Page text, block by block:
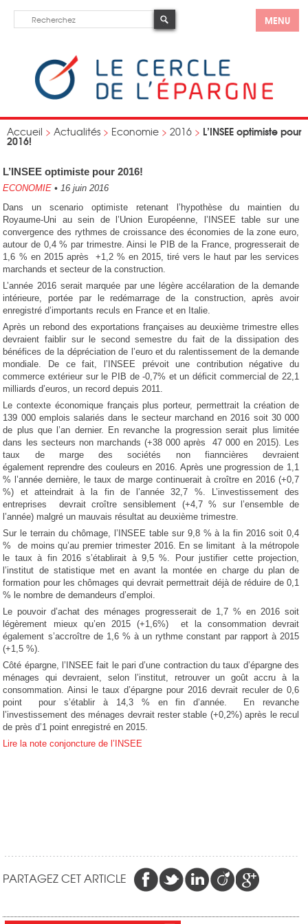
MENU
Accueil > Actualités > Economie > 2016 > L’INSEE optimiste pour
2016!
L’INSEE optimiste pour 2016!
ECONOMIE • 16 juin 2016
Dans un scenario optimiste retenant l’hypothèse du maintien du
Royaume-Uni au sein de l’Union Européenne, l’INSEE table sur une
convergence des rythmes de croissance des économies de la zone euro,
autour de 0,4 % par trimestre. Ainsi le PIB de la France, progresserait de
1,6 % en 2015 après +1,2 % en 2015, tiré vers le haut par les services
marchands et secteur de la construction.
L’année 2016 serait marquée par une légère accélaration de la demande
intérieure, portée par le redémarrage de la construction, après avoir
enregistré d’importants reculs en France et en Italie.
Après un rebond des exportations françaises au deuxième trimestre elles
devraient faiblir sur le second semestre du fait de la dissipation des
bénéfices de la dépréciation de l’euro et du ralentissement de la demande
mondiale. De ce fait, l’INSEE prévoit une contribution négative du
commerce extérieur sur le PIB de -0,7% et un déficit commercial de 22,1
milliards d’euros, un record depuis 2011.
Le contexte économique français plus porteur, permettrait la création de
139 000 emplois salariés dans le secteur marchand en 2016 soit 30 000
de plus que l’an dernier. En revanche la progression serait plus limitée
dans les secteurs non marchands (+38 000 après 47 000 en 2015). Les
taux de marge des sociétés non fianncières devraient
également reprendre des couleurs en 2016. Après une progression de 1,1
% l’année dernière, le taux de marge continuerait à croître en 2016 (+0,7
%) et atteindrait à la fin de l’année 32,7 %. L’investissement des
entreprises devrait croître sensiblement (+4,7 % sur l’ensemble de
l’année) malgré un mauvais résultat au deuxième trimestre.
Sur le terrain du chômage, l’INSEE table sur 9,8 % à la fin 2016 soit 0,4
% de moins qu’au premier trimester 2016. En se limitant à la métropole
le taux à fin 2016 s’établirait à 9,5 %. Pour justifier cette projection,
l’institut de statistique met en avant la montée en charge du plan de
formation pour les chômages qui devrait permettrait déjà de réduire de 0,1
% le nombre de demandeurs d’emploi.
Le pouvoir d’achat des ménages progresserait de 1,7 % en 2016 soit
légèrement mieux qu’en 2015 (+1,6%) et la consommation devrait
également s’accroître de 1,6 % à un rythme constant par rapport à 2015
(+1,5 %).
Côté épargne, l’INSEE fait le pari d’une contraction du taux d’épargne des
ménages qui devraient, selon l’institut, retrouver un goût accru à la
consommation. Ainsi le taux d’épargne pour 2016 devrait reculer de 0,6
point pour s’établir à 14,3 % en fin d’année. En revanche
l’investissement des ménages devrait rester stable (+0,2%) après le recul
de près d’1 point enregistré en 2015.
Lire la note conjoncture de l’INSEE
PARTAGEZ CET ARTICLE